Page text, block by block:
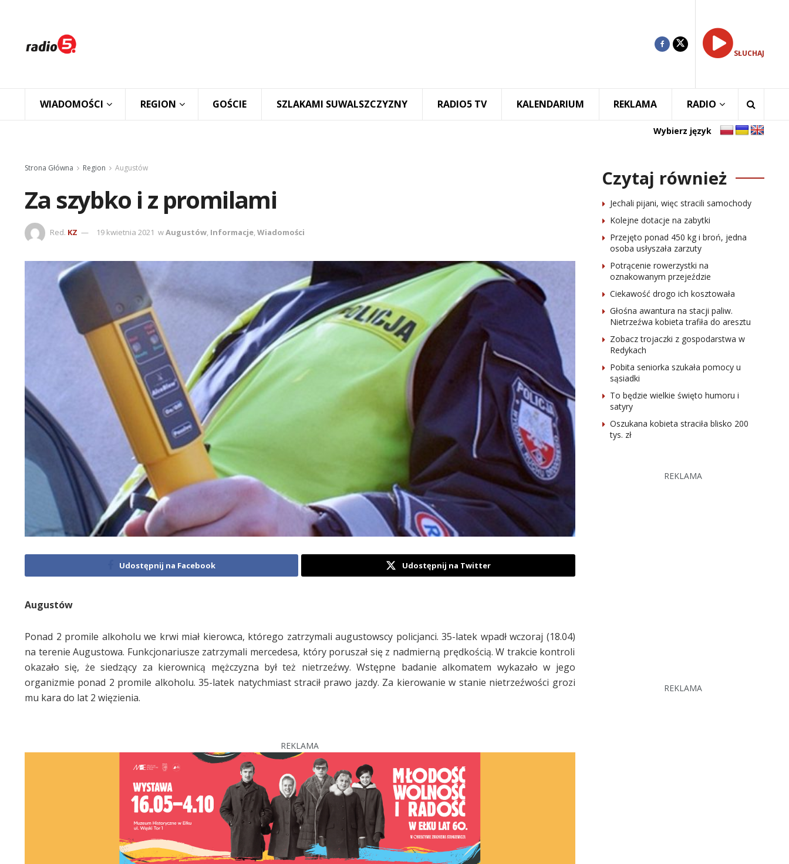
SŁUCHAJ
WIADOMOŚCI REGION GOŚCIE SZLAKAMI SUWALSZCZYZNY RADIO5 TV KALENDARIUM REKLAMA RADIO
Wybierz język
Strona Główna Region Augustów
Za szybko i z promilami
Red. KZ 19 kwietnia 2021 wAugustów, Informacje,Wiadomości
Udostępnij na Facebook Udostępnij na Twitter
Augustów
Ponad 2 promile alkoholu we krwi miał kierowca, którego zatrzymali augustowscy policjanci. 35-latek wpadł wczoraj (18.04)
na terenie Augustowa. Funkcjonariusze zatrzymali mercedesa, który poruszał się z nadmierną prędkością. W trakcie kontroli
okazało się, że siedzący za kierownicą mężczyzna był też nietrzeźwy. Wstępne badanie alkomatem wykazało w jego
organizmie ponad 2 promile alkoholu. 35-latek natychmiast stracił prawo jazdy. Za kierowanie w stanie nietrzeźwości grozi
mu kara do lat 2 więzienia.
REKLAMA
Czytaj również
Jechali pijani, więc stracili samochody
Kolejne dotacje na zabytki
Przejęto ponad 450 kg i broń, jedna
osoba usłyszała zarzuty
Potrącenie rowerzystki na
oznakowanym przejeździe
Ciekawość drogo ich kosztowała
Głośna awantura na stacji paliw.
Nietrzeźwa kobieta trafiła do aresztu
Zobacz trojaczki z gospodarstwa w
Redykach
Pobita seniorka szukała pomocy u
sąsiadki
To będzie wielkie święto humoru i
satyry
Oszukana kobieta straciła blisko 200
tys. zł
REKLAMA
REKLAMA